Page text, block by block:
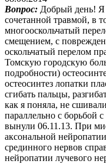
Вопрос: Добрый день! Я
сочетанной травмой, в
многооскольчатый
смещением, с
оскольчатый перелом
Томскую городскую
подробности)
остеосинтез лопатки
сгибать пальцы,
как я поняла, не
параллельно с
вынули 06.11.13. При
аксональной
срединного нервов
нейропатии лучевого